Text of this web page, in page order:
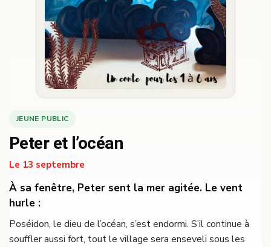
JEUNE PUBLIC
Peter et l’océan
Le 13 septembre
À sa fenêtre, Peter sent la mer agitée. Le vent
hurle :
Poséidon, le dieu de l’océan, s’est endormi. S’il continue à
souffler aussi fort, tout le village sera enseveli sous les